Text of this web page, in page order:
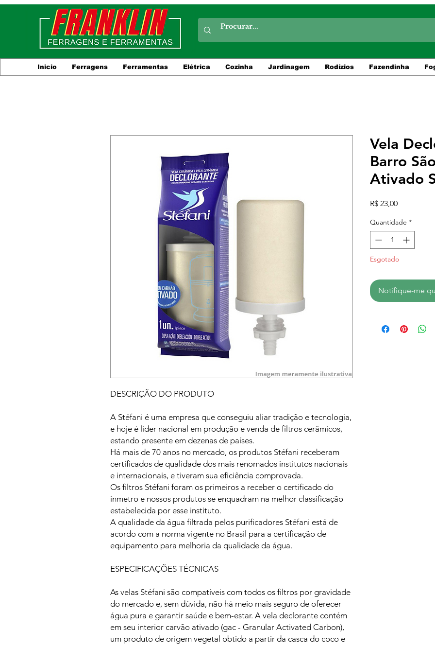
Inicio Ferragens Ferramentas Elétrica Cozinha Jardinagem Rodízios Fazendinha
DESCRIÇÃO DO PRODUTO
A Stéfani é uma empresa que conseguiu aliar tradição e tecnologia,
e hoje é líder nacional em produção e venda de filtros cerâmicos,
estando presente em dezenas de países.
Há mais de 70 anos no mercado, os produtos Stéfani receberam
certificados de qualidade dos mais renomados institutos nacionais
e internacionais, e tiveram sua eficiência comprovada.
Os filtros Stéfani foram os primeiros a receber o certificado do
inmetro e nossos produtos se enquadram na melhor classificação
estabelecida por esse instituto.
A qualidade da água filtrada pelos purificadores Stéfani está de
acordo com a norma vigente no Brasil para a certificação de
equipamento para melhoria da qualidade da água.
ESPECIFICAÇÕES TÉCNICAS
As velas Stéfani são compatíveis com todos os filtros por gravidade
do mercado e, sem dúvida, não há meio mais seguro de oferecer
água pura e garantir saúde e bem-estar. A vela declorante contém
em seu interior carvão ativado (gac - Granular Activated Carbon),
um produto de origem vegetal obtido a partir da casca do coco e
Vela
Barro
Ativado
R$ 23,00Preço
Quantidade *
Esgotado
Notifique-me